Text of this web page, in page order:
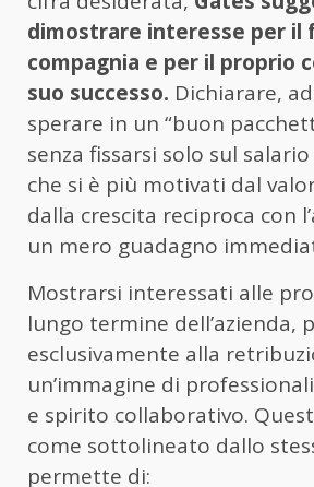
dimostrare interesse per il
compagnia e per il proprio
suo successo. Dichiarare,
sperare in un “buon
senza fissarsi solo sul
che si è più motivati dal
dalla crescita reciproca con
un mero guadagno
Mostrarsi interessati alle
lungo termine dell’azienda,
esclusivamente alla
un’immagine di
e spirito collaborativo.
come sottolineato dallo
permette di: